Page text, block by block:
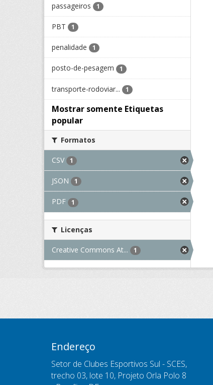
passageiros 1
PBT 1
penalidade 1
posto-de-pesagem 1
transporte-rodoviar... 1
Mostrar somente Etiquetas
popular
Formatos
CSV 1
JSON 1
PDF 1
Licenças
Creative Commons At... 1
Endereço
Setor de Clubes Esportivos Sul - SCES,
trecho 03, lote 10, Projeto Orla Polo 8